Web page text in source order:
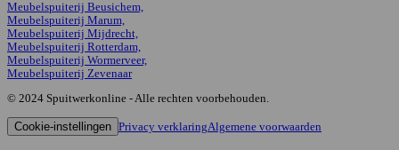
Meubelspuiterij Beusichem,
Meubelspuiterij Marum,
Meubelspuiterij Mijdrecht,
Meubelspuiterij Rotterdam,
Meubelspuiterij Wormerveer,
Meubelspuiterij Zevenaar
© 2024 Spuitwerkonline - Alle rechten voorbehouden.
Cookie-instellingen Privacy verklaringAlgemene voorwaarden